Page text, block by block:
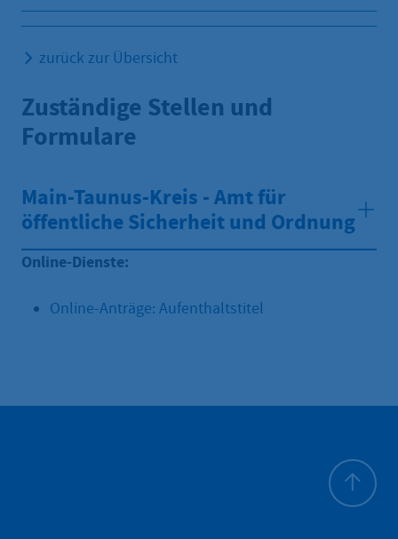
zurück zur Übersicht
Zuständige Stellen und
Formulare
Main-Taunus-Kreis - Amt für
öffentliche Sicherheit und Ordnung
Online-Dienste:
Online-Anträge: Aufenthaltstitel